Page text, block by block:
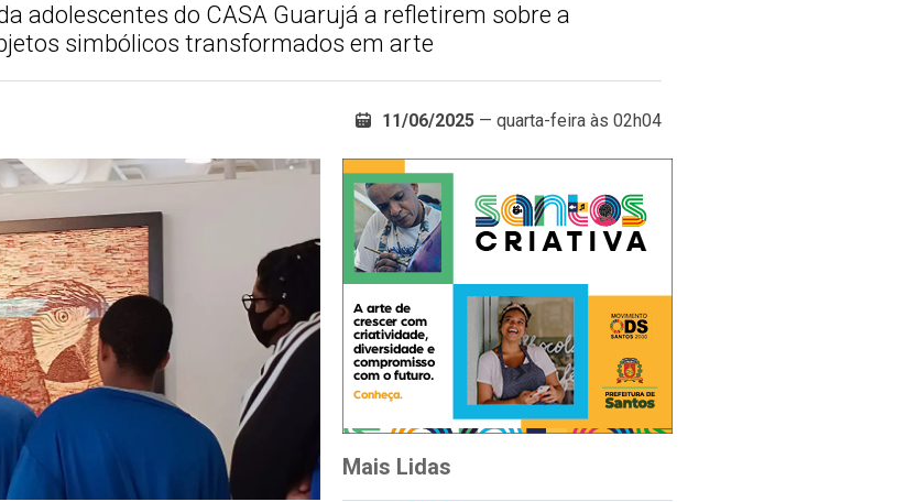
adolescentes do CASA Guarujá a refletirem sobre a
simbólicos transformados em arte
11/06/2025 — quarta-feira às 02h04
Mais Lidas